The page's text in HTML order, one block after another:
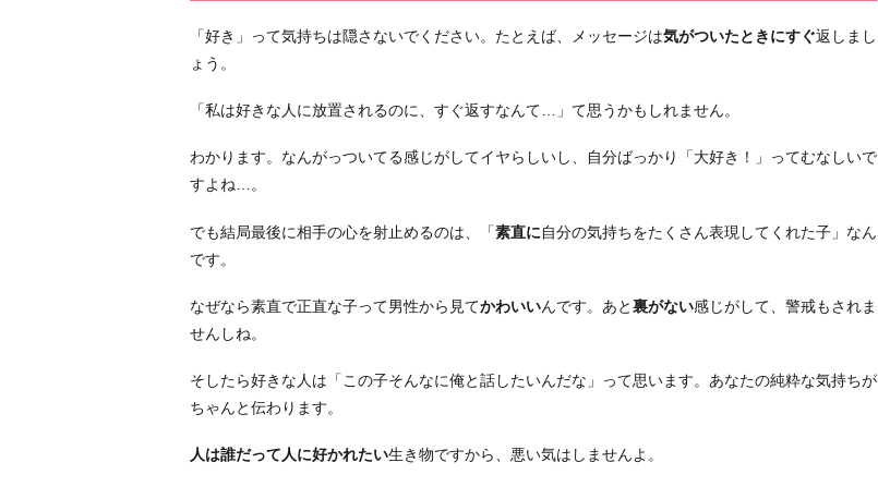
よ
く
言
葉
使
う
楽
し
そ
「好き」って気持ちは隠さないでください。たとえば、メッセージは気がついたときにすぐ返しまし
ょう。
「私は好きな人に放置されるのに、すぐ返すなんて…」て思うかもしれません。
わかります。なんがっついてる感じがしてイヤらしいし、自分ばっかり「大好き！」ってむなしいで
すよね…。
でも結局最後に相手の心を射止めるのは、「素直に自分の気持ちをたくさん表現してくれた子」なん
です。
なぜなら素直で正直な子って男性から見てかわいいんです。あと裏がない感じがして、警戒もされま
せんしね。
そしたら好きな人は「この子そんなに俺と話したいんだな」って思います。あなたの純粋な気持ちが
ちゃんと伝わります。
人は誰だって人に好かれたい生き物ですから、悪い気はしませんよ。